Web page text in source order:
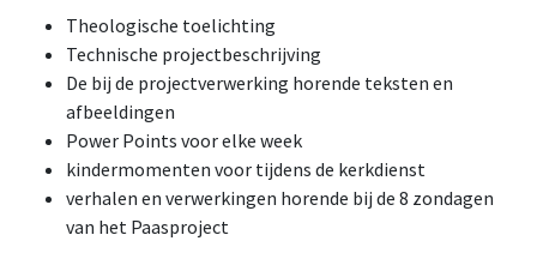
Theologische toelichting
Technische projectbeschrijving
De bij de projectverwerking horende teksten en
afbeeldingen
Power Points voor elke week
kindermomenten voor tijdens de kerkdienst
verhalen en verwerkingen horende bij de 8 zondagen
van het Paasproject